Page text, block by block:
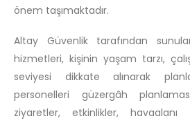
önem taşımaktadır.
Altay Güvenlik tarafından
hizmetleri, kişinin yaşam tarzı,
seviyesi dikkate alınarak
personelleri güzergâh
ziyaretler, etkinlikler,